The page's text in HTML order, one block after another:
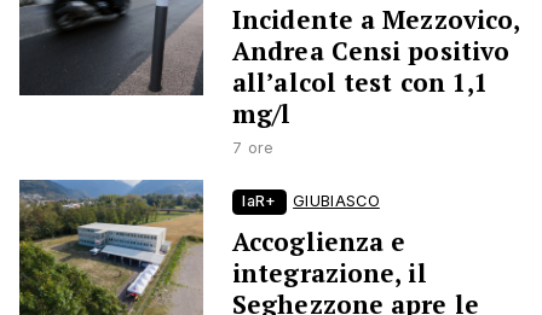
Incidente a Mezzovico,
Andrea Censi positivo
all’alcol test con 1,1
mg/l
7 ore
laR+ GIUBIASCO
Accoglienza e
integrazione, il
Seghezzone apre le